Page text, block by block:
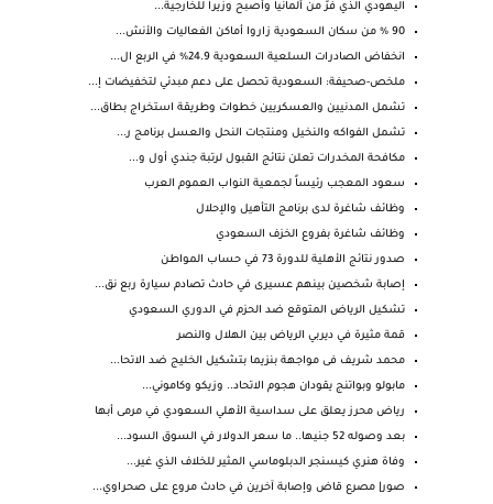
اليهودي الذي فرَّ من ألمانيا وأصبح وزيراً للخارجية...
90 % من سكان السعودية زاروا أماكن الفعاليات والأنش...
انخفاض الصادرات السلعية السعودية 24.9% في الربع ال...
ملخص-صحيفة: السعودية تحصل على دعم مبدئي لتخفيضات إ...
تشمل المدنيين والعسكريين خطوات وطريقة استخراج بطاق...
تشمل الفواكه والنخيل ومنتجات النحل والعسل برنامج ر...
مكافحة المخدرات تعلن نتائج القبول لرتبة جندي أول و...
سعود المعجب رئيساً لجمعية النواب العموم العرب
وظائف شاغرة لدى برنامج التأهيل والإحلال
وظائف شاغرة بفروع الخزف السعودي
صدور نتائج الأهلية للدورة 73 في حساب المواطن
إصابة شخصين بينهم عسيرى في حادث تصادم سيارة ربع نق...
تشكيل الرياض المتوقع ضد الحزم في الدوري السعودي
قمة مثيرة في ديربي الرياض بين الهلال والنصر
محمد شريف فى مواجهة بنزيما بتشكيل الخليج ضد الاتحا...
مابولو وبواتنج يقودان هجوم الاتحاد.. وزيكو وكاموني...
رياض محرز يعلق على سداسية الأهلي السعودي في مرمى أبها
بعد وصوله 52 جنيها.. ما سعر الدولار في السوق السود...
وفاة هنري كيسنجر الدبلوماسي المثير للخلاف الذي غير...
صور| مصرع قاض وإصابة آخرين في حادث مروع على صحراوي...